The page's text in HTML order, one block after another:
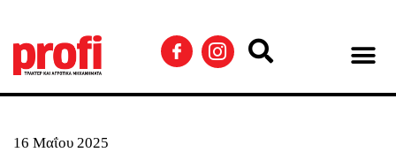
16 Μαΐου 2025